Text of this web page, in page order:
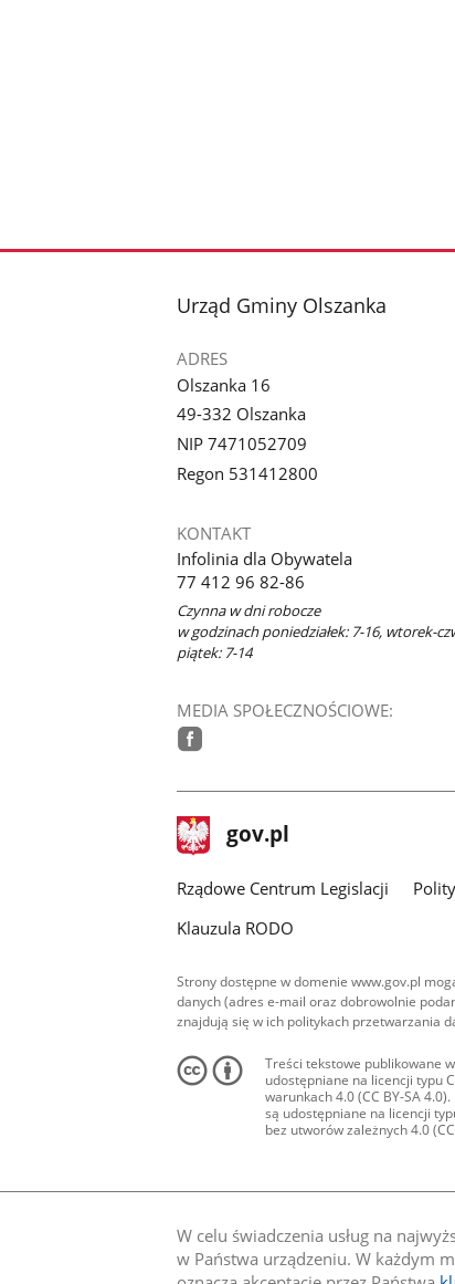
W celu świadczenia usług na
w Państwa urządzeniu. W każdym
stopka
Urząd Gminy Olszanka
ADRES
Olszanka 16
49-332 Olszanka
NIP 7471052709
Regon 531412800
KONTAKT
Infolinia dla Obywatela
77 412 96 82-86
Czynna w dni robocze
w godzinach poniedziałek: 7-16, wtorek-
piątek: 7-14
MEDIA SPOŁECZNOŚCIOWE:
stopka
gov.pl Strona
gov.pl
Rządowe Centrum Legislacji
Klauzula RODO
Strony dostępne w domenie www.gov.pl
danych (adres e-mail oraz dobrowolnie
znajdują się w ich politykach przetwarzania
Treści tekstowe publikowane
udostępniane na licencji typu
warunkach 4.0 (CC BY-SA
są udostępniane na licencji
bez utworów zależnych 4.0